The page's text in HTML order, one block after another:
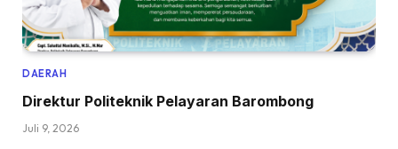
DAERAH
Direktur Politeknik Pelayaran Barombong
Juli 9, 2026